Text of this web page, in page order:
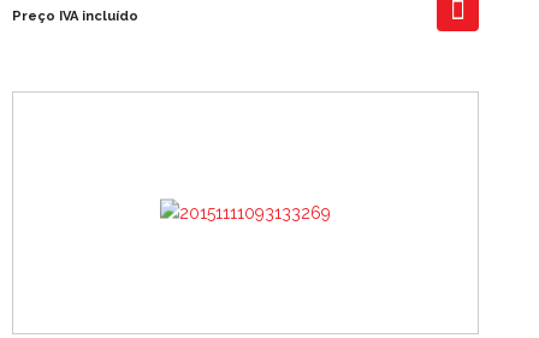
Preço IVA incluído